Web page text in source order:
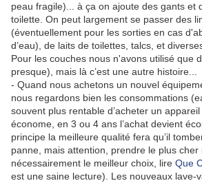
peau fragile)... à ça on ajoute des gants et
toilette. On peut largement se passer des
(éventuellement pour les sorties en cas
d’eau), de laits de toilettes, talcs, et
Pour les couches nous n'avons utilisé que
presque), mais là c’est une autre histoire...
- Quand nous achetons un nouvel
nous regardons bien les consommations
souvent plus rentable d’acheter un
économe, en 3 ou 4 ans l’achat devient
principe la meilleure qualité fera qu’il
panne, mais attention, prendre le plus cher
nécessairement le meilleur choix, lire Que
est une saine lecture). Les nouveaux lave-